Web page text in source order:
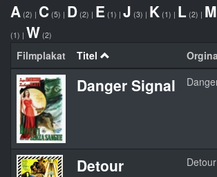
A (2) | C (5) | D (2) | E (1) | J (3) | K (1) | L (2) | M
(1) | W (2)
Filmplakat Titel
Danger Signal
Detour Detour